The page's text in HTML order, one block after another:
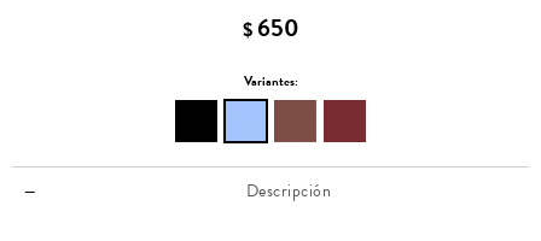
$650
Variantes:
Descripción